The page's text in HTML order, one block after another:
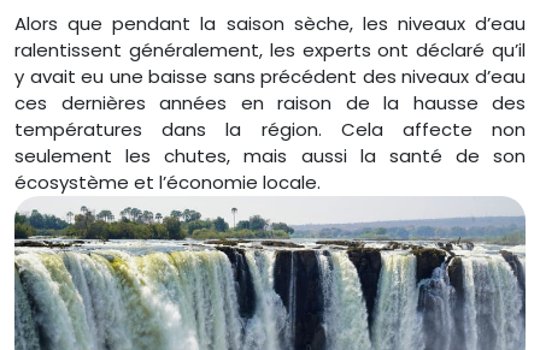
Alors que pendant la saison sèche, les niveaux d’eau
ralentissent généralement, les experts ont déclaré qu’il
y avait eu une baisse sans précédent des niveaux d’eau
ces dernières années en raison de la hausse des
températures dans la région. Cela affecte non
seulement les chutes, mais aussi la santé de son
écosystème et l’économie locale.